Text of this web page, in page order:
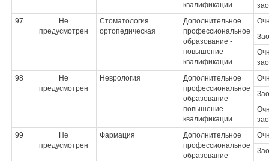
квалификации
97
Не
предусмотрен
Стоматология
ортопедическая
Дополнительное
профессиональное
образование -
повышение
квалификации
98
Не
предусмотрен
Неврология
Дополнительное
профессиональное
образование -
повышение
квалификации
99
Не
предусмотрен
Фармация
Дополнительное
профессиональное
образование -